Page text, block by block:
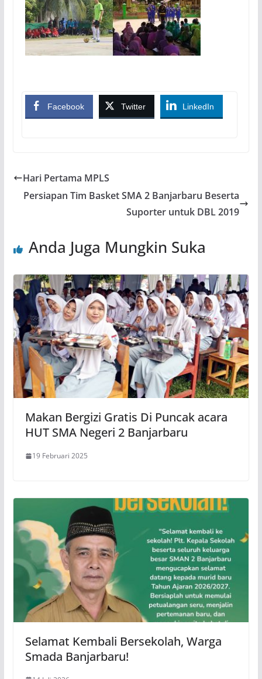
Facebook Twitter LinkedIn
Hari Pertama MPLS
Persiapan Tim Basket SMA 2 Banjarbaru Beserta
Suporter untuk DBL 2019
Anda Juga Mungkin Suka
Makan Bergizi Gratis Di Puncak acara
HUT SMA Negeri 2 Banjarbaru
19 Februari 2025
Selamat Kembali Bersekolah, Warga
Smada Banjarbaru!